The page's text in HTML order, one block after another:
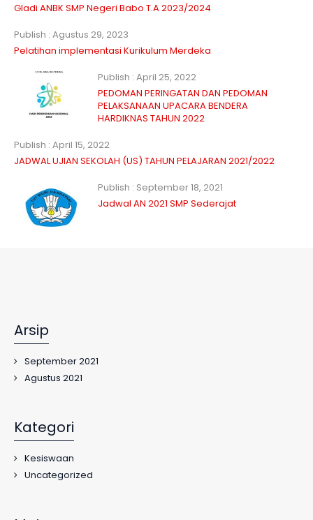
Gladi ANBK SMP Negeri Babo T.A 2023/2024
Publish : Agustus 29, 2023
Pelatihan implementasi Kurikulum Merdeka
Publish : April 25, 2022
PEDOMAN PERINGATAN DAN PEDOMAN
PELAKSANAAN UPACARA BENDERA
HARDIKNAS TAHUN 2022
Publish : April 15, 2022
JADWAL UJIAN SEKOLAH (US) TAHUN PELAJARAN 2021/2022
Publish : September 18, 2021
Jadwal AN 2021 SMP Sederajat
Arsip
September 2021
Agustus 2021
Kategori
Kesiswaan
Uncategorized